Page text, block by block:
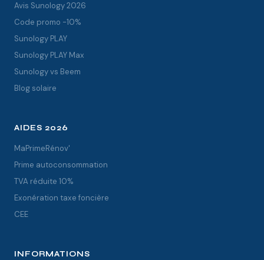
Avis Sunology 2026
Code promo -10%
Sunology PLAY
Sunology PLAY Max
Sunology vs Beem
Blog solaire
AIDES 2026
MaPrimeRénov'
Prime autoconsommation
TVA réduite 10%
Exonération taxe foncière
CEE
INFORMATIONS